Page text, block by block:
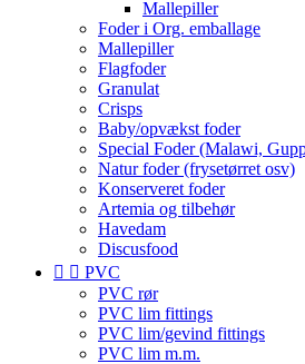
Mallepiller
Foder i Org. emballage
Mallepiller
Flagfoder
Granulat
Crisps
Baby/opvækst foder
Special Foder (Malawi,
Natur foder (frysetørret osv)
Konserveret foder
Artemia og tilbehør
Havedam
Discusfood
  PVC
PVC rør
PVC lim fittings
PVC lim/gevind fittings
PVC lim m.m.